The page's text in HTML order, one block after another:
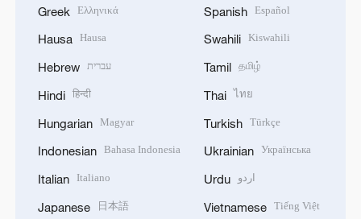
Greek Ελληνικά
Hausa Hausa
Hebrew עברית
Hindi हिन्दी
Hungarian Magyar
Indonesian Bahasa Indonesia
Italian Italiano
Japanese 日本語
Spanish Español
Swahili Kiswahili
Tamil தமிழ்
Thai ไทย
Turkish Türkçe
Ukrainian Українська
Urdu اردو
Vietnamese Tiếng Việt